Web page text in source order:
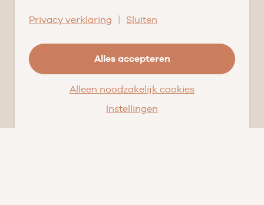
09.00 tot 20.00
09.00 tot 16.30
Privacy verklaring | Sluiten
Alles accepteren
Alleen noodzakelijk cookies
Instellingen